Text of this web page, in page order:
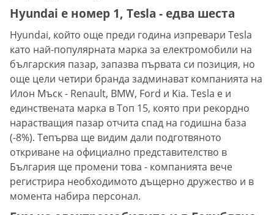
Hyundai е номер 1, Tesla - едва шеста
Hyundai, който още преди година изпревари Tesla
като най-популярната марка за електромобили на
българския пазар, запазва първата си позиция, но
още цели четири бранда задминават компанията на
Илон Мъск - Renault, BMW, Ford и Kia. Tesla е и
единствената марка в Топ 15, която при рекордно
нарастващия пазар отчита спад на годишна база
(-8%). Тепърва ще видим дали подготвяното
откриване на официално представителство в
България ще промени това - компанията вече
регистрира необходимото дъщерно дружество и в
момента набира персонал.